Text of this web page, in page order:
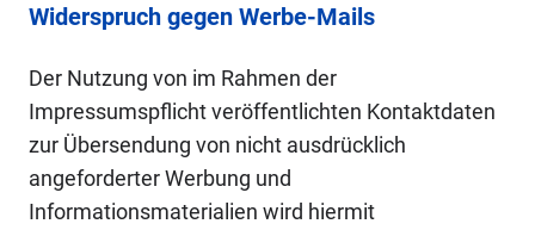
Widerspruch gegen Werbe-Mails
Der Nutzung von im Rahmen der
Impressumspflicht veröffentlichten Kontaktdaten
zur Übersendung von nicht ausdrücklich
angeforderter Werbung und
Informationsmaterialien wird hiermit